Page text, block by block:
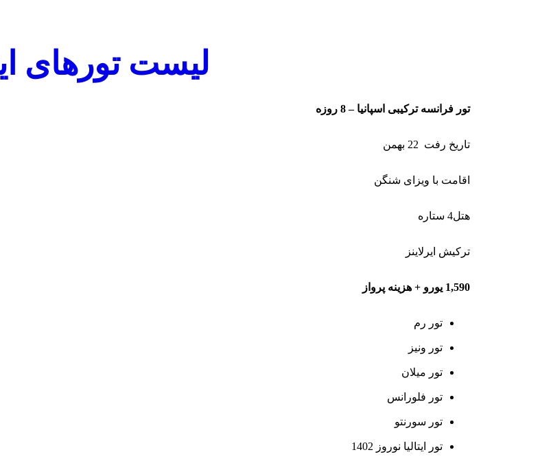
لیست تورهای
تور فرانسه ترکیبی اسپانیا – 8 روزه تور فرانسه ترکیبی با ایتالیا9 روزه
تاریخ رفت 22 بهمن تاریخ رفت 25 بهمن
اقامت با ویزای شنگن
هتل4 ستاره
ترکیش ایرلاینز
1,590 یورو + هزینه پرواز
تور رم
تور ونیز
تور میلان
تور فلورانس
تور سورنتو
تور ایتالیا نوروز 1402